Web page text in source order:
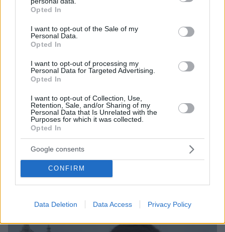
grant or deny consent to Google and its third-party tags to
use your data for below specified purposes in below Google
consent section.
Opted In
I want to opt-out of the Sale of my
Personal Data.
Opted In
I want to opt-out of processing my
Personal Data for Targeted Advertising.
Opted In
I want to opt-out of Collection, Use,
Retention, Sale, and/or Sharing of my
Personal Data that Is Unrelated with the
Purposes for which it was collected.
Opted In
Google consents
CONFIRM
Data Deletion Data Access Privacy Policy
κτηνοτρόφους για ευλογιά, πανώλη και αφθώδη πυρετό
Λέτε «ευχαριστώ» ακόμη και για τα πιο μικρά; Τι
αποκαλύπτει αυτή η συνήθεια για τον χαρακτήρα σας
Δείτε πού χρησιμεύει η μαγειρική σόδα αν έχετε
κατοικίδια- Τι χρειάζεται να προσέξετε
Χατζηβασιλείου: Ψήφος εμπιστοσύνης στην Ελλάδα η
είσοδος της Meridiam στο GSI
ΤΑ ΠΙΟ ΔΗΜΟΦΙΛΗ